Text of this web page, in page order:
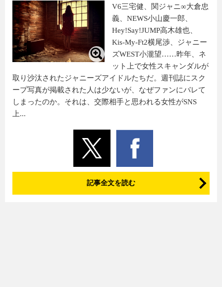
V6三宅健、関ジャニ∞大倉忠
義、NEWS小山慶一郎、
Hey!Say!JUMP高木雄也、
Kis-My-Ft2横尾渉、ジャニー
ズWEST小瀧望……昨年、ネ
ット上で女性スキャンダルが
取り沙汰されたジャニーズアイドルたちだ。週刊誌にスク
ープ写真が掲載された人は少ないが、なぜファンにバレて
しまったのか。それは、交際相手と思われる女性がSNS
上...
記事全文を読む